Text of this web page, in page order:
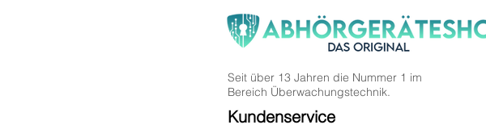
Seit über 13 Jahren die Nummer 1 im
Bereich Überwachungstechnik.
Kundenservice